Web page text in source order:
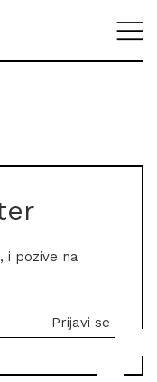
i pozive na